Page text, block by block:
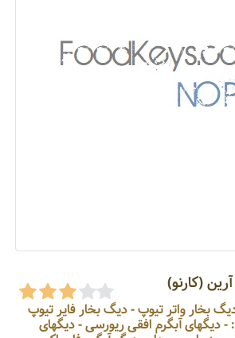
(کارنو)
: - دیگ بخار واتر تیوپ - دیگ بخار فایر تیوپ
دیگهای آبداغ و آبگرم : - دیگهای آبگرم افقی ریورسی - دیگهای